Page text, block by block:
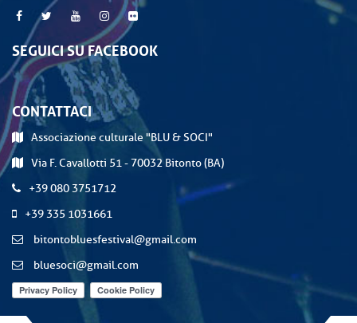
SEGUICI SU FACEBOOK
CONTATTACI
Associazione culturale "BLU & SOCI"
Via F. Cavallotti 51 - 70032 Bitonto (BA)
+39 080 3751712
+39 335 1031661
bitontobluesfestival@gmail.com
bluesoci@gmail.com